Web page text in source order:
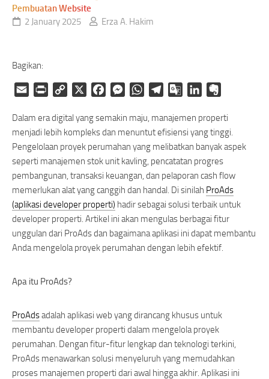
Pembuatan Website
2 January 2025
Erza A. Hakim
Bagikan:
Email Print
Copy
FacebookMessengerWhatsAppTelegramGoogleLinkedIn
Dalam era digital yang semakin maju, manajemen properti
menjadi lebih kompleks dan menuntut efisiensi yang tinggi.
Pengelolaan proyek perumahan yang melibatkan banyak aspek
seperti manajemen stok unit kavling, pencatatan progres
pembangunan, transaksi keuangan, dan pelaporan cash flow
memerlukan alat yang canggih dan handal. Di sinilah ProAds
(aplikasi developer properti) hadir sebagai solusi terbaik untuk
developer properti. Artikel ini akan mengulas berbagai fitur
unggulan dari ProAds dan bagaimana aplikasi ini dapat membantu
Anda mengelola proyek perumahan dengan lebih efektif.
Apa itu ProAds?
ProAdsadalah aplikasi web yang dirancang khusus untuk
membantu developer properti dalam mengelola proyek
perumahan. Dengan fitur-fitur lengkap dan teknologi terkini,
ProAds menawarkan solusi menyeluruh yang memudahkan
proses manajemen properti dari awal hingga akhir. Aplikasi ini